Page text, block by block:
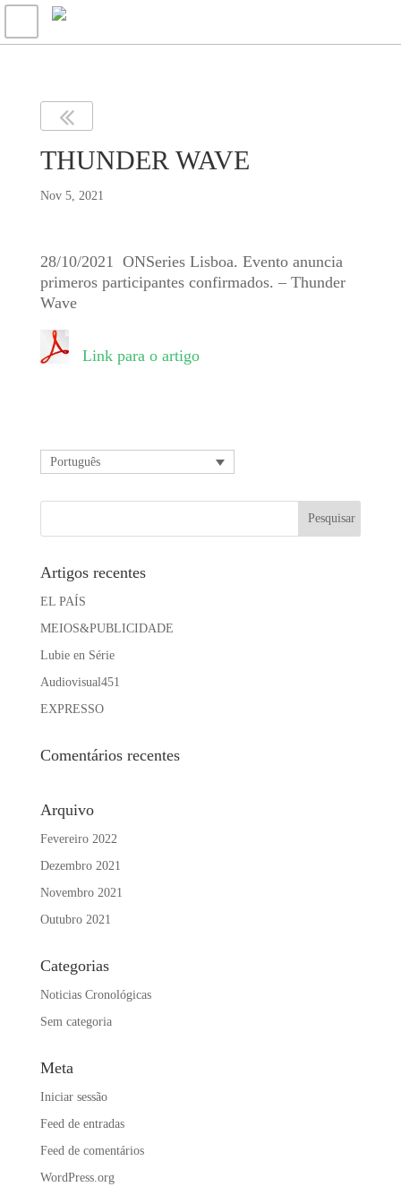
THUNDER WAVE
Nov 5, 2021
28/10/2021 ONSeries Lisboa. Evento anuncia
primeros participantes confirmados. – Thunder
Wave
Link para o artigo
Português
Artigos recentes
EL PAÍS
MEIOS&PUBLICIDADE
Lubie en Série
Audiovisual451
EXPRESSO
Comentários recentes
Arquivo
Fevereiro 2022
Dezembro 2021
Novembro 2021
Outubro 2021
Categorias
Noticias Cronológicas
Sem categoria
Meta
Iniciar sessão
Feed de entradas
Feed de comentários
WordPress.org